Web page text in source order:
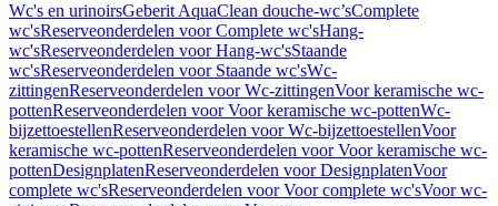
Wc's en urinoirsGeberit AquaClean douche-wc’sComplete
wc'sReserveonderdelen voor Complete wc'sHang-
wc'sReserveonderdelen voor Hang-wc'sStaande
wc'sReserveonderdelen voor Staande wc'sWc-
zittingenReserveonderdelen voor Wc-zittingenVoor keramische wc-
pottenReserveonderdelen voor Voor keramische wc-pottenWc-
bijzettoestellenReserveonderdelen voor Wc-bijzettoestellenVoor
keramische wc-pottenReserveonderdelen voor Voor keramische wc-
pottenDesignplatenReserveonderdelen voor DesignplatenVoor
complete wc'sReserveonderdelen voor Voor complete wc'sVoor wc-